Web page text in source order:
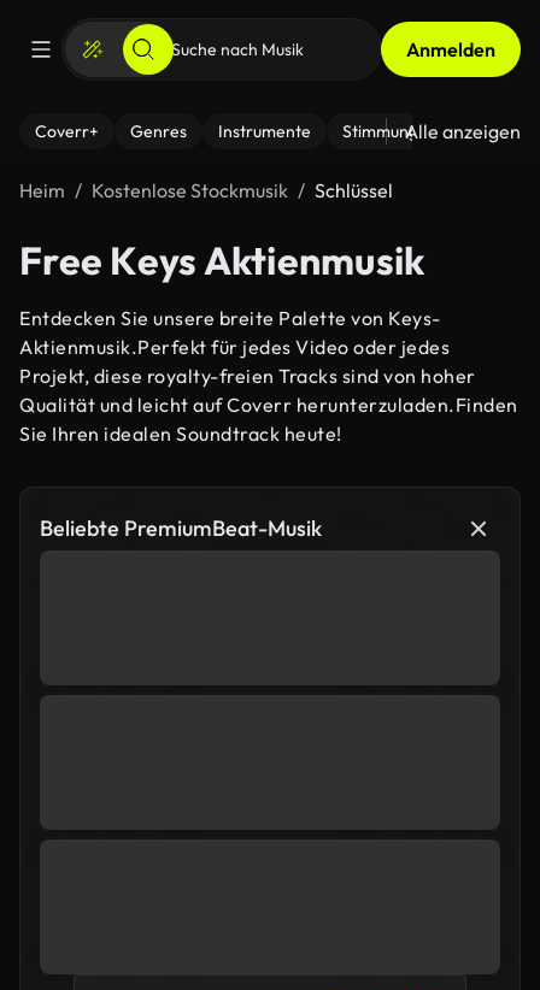
Anmelden
Coverr+ Genres Instrumente StimmungAlle anzeigen
Heim Kostenlose Stockmusik Schlüssel
Free Keys Aktienmusik
Entdecken Sie unsere breite Palette von Keys-
Aktienmusik.Perfekt für jedes Video oder jedes
Projekt, diese royalty-freien Tracks sind von hoher
Qualität und leicht auf Coverr herunterzuladen.Finden
Sie Ihren idealen Soundtrack heute!
Beliebte PremiumBeat-Musik